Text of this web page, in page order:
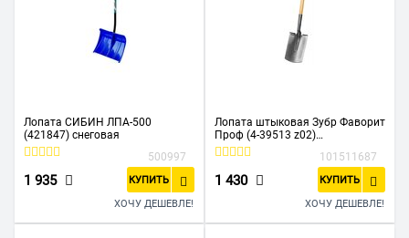
Лопата СИБИН ЛПА-500
(421847) снеговая
500997
1 935 КУПИТЬ
ХОЧУ ДЕШЕВЛЕ!
Лопата штыковая Зубр Фаворит
Проф (4-39513 z02)
прямоугольная деревянный
101511687
1 430 КУПИТЬ
ХОЧУ ДЕШЕВЛЕ!